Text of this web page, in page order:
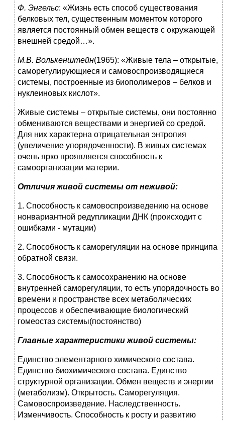
Ф. Энгельс: «Жизнь есть способ существования
белковых тел, существенным моментом которого
является постоянный обмен веществ с окружающей
внешней средой…».
М.В. Волькенштейн(1965): «Живые тела – открытые,
саморегулирующиеся и самовоспроизводящиеся
системы, построенные из биополимеров – белков и
нуклеиновых кислот».
Живые системы – открытые системы, они постоянно
обмениваются веществами и энергией со средой.
Для них характерна отрицательная энтропия
(увеличение упорядоченности). В живых системах
очень ярко проявляется способность к
самоорганизации материи.
Отличия живой системы от неживой:
1. Способность к самовоспроизведению на основе
нонвариантной редупликации ДНК (происходит с
ошибками - мутации)
2. Способность к саморегуляции на основе принципа
обратной связи.
3. Способность к самосохранению на основе
внутренней саморегуляции, то есть упорядочность во
времени и пространстве всех метаболических
процессов и обеспечивающие биологический
гомеостаз системы(постоянство)
Главные характеристики живой системы:
Единство элементарного химического состава.
Единство биохимического состава. Единство
структурной организации. Обмен веществ и энергии
(метаболизм). Открытость. Саморегуляция.
Самовоспроизведение. Наследственность.
Изменчивость. Способность к росту и развитию